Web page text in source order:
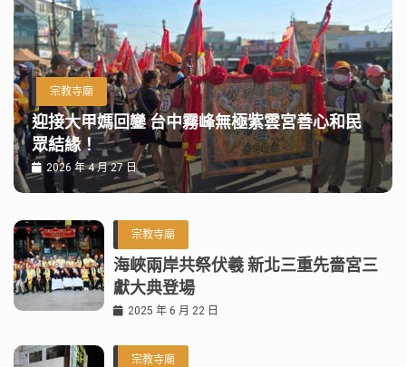
宗教寺廟
迎接大甲媽回鑾 台中霧峰無極紫雲宮善心和民
眾結緣！
2026 年 4 月 27 日
宗教寺廟
海峽兩岸共祭伏羲 新北三重先嗇宮三
獻大典登場
2025 年 6 月 22 日
宗教寺廟